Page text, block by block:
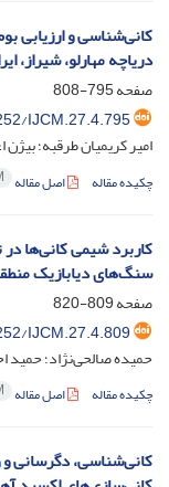
کانی‌شناسی و
دریاچه مهارلو، شیراز،
صفحه795-808
IJCM.27.4.795
امیر کریمیان طرقبه؛
چکیده مقاله اصل مقاله
کاربرد شیمی کانی‌ها
سنگ‌های دیابازیک
صفحه809-820
IJCM.27.4.809
حمیده صالحی‌نژاد؛ حمید
چکیده مقاله اصل مقاله
کانی‌شناسی، دگرسانی